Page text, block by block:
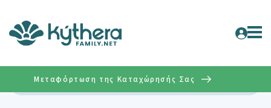
Μεταφόρτωση της Καταχώρησής Σας